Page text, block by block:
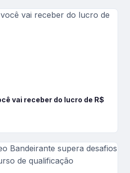
vai receber do lucro de R$